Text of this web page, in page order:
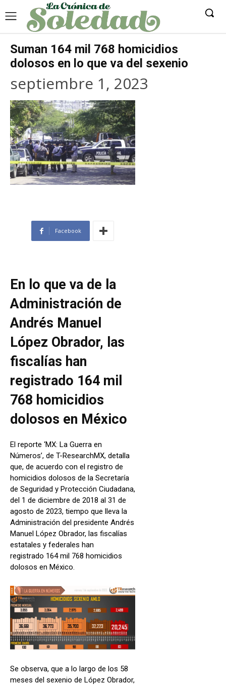
Suman 164 mil 768 homicidios
dolosos en lo que va del sexenio
septiembre 1, 2023
Facebook
En lo que va de la
Administración de
Andrés Manuel
López Obrador, las
fiscalías han
registrado 164 mil
768 homicidios
dolosos en México
El reporte ‘MX: La Guerra en
Números’, de T-ResearchMX, detalla
que, de acuerdo con el registro de
homicidios dolosos de la Secretaría
de Seguridad y Protección Ciudadana,
del 1 de diciembre de 2018 al 31 de
agosto de 2023, tiempo que lleva la
Administración del presidente Andrés
Manuel López Obrador, las fiscalías
estatales y federales han
registrado 164 mil 768 homicidios
dolosos en México.
Se observa, que a lo largo de los 58
meses del sexenio de López Obrador,